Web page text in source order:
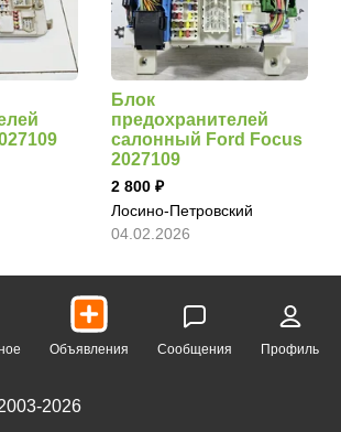
Блок
предохранителей
салонный Ford Focus
2027109
2 800
Лосино-Петровский
04.02.2026
Объявления Сообщения Профиль
2026